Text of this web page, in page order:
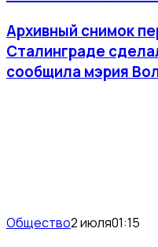
Архивный снимок
Сталинграде
сообщила мэрия
Общество2 июля01:15